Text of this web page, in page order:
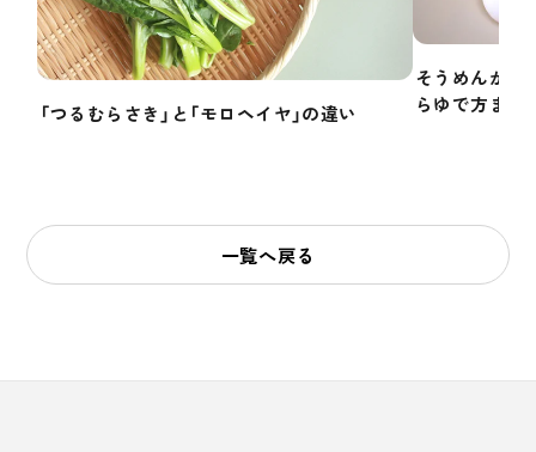
「つるむらさき」と「モロヘイヤ」の違い
そうめんかぼ
らゆで方まで
一覧へ戻る